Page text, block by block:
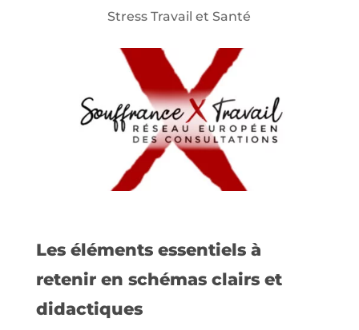
Stress Travail et Santé
Les éléments essentiels à
retenir en schémas clairs et
didactiques